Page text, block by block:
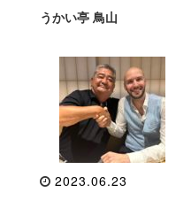
うかい亭 鳥山
2023.06.23